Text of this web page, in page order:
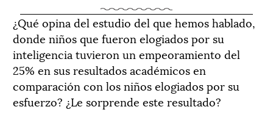
¿Qué opina del estudio del que hemos hablado,
donde niños que fueron elogiados por su
inteligencia tuvieron un empeoramiento del
25% en sus resultados académicos en
comparación con los niños elogiados por su
esfuerzo? ¿Le sorprende este resultado?